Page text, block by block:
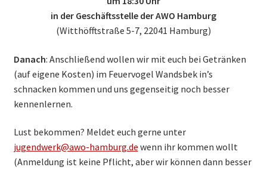
in der Geschäftsstelle der AWO Hamburg
(Witthöfftstraße 5-7, 22041 Hamburg)
Danach: Anschließend wollen wir mit euch bei Getränken
(auf eigene Kosten) im Feuervogel Wandsbek in’s
schnacken kommen und uns gegenseitig noch besser
kennenlernen.
Lust bekommen? Meldet euch gerne unter
jugendwerk@awo-hamburg.de wenn ihr kommen wollt
(Anmeldung ist keine Pflicht, aber wir können dann besser